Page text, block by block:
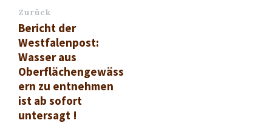
Zurück
Bericht der
Westfalenpost:
Wasser aus
Oberflächengewäss
ern zu entnehmen
ist ab sofort
untersagt !